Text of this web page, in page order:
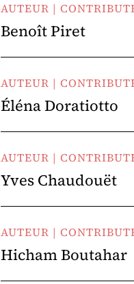
AUTEUR |
Benoît Piret
AUTEUR |
Éléna Doratiotto
AUTEUR |
Yves Chaudouët
AUTEUR |
Hicham Boutahar